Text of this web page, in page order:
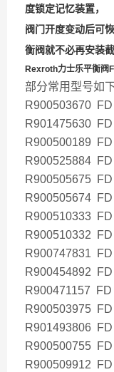
度锁定记忆装置，
阀门开度变动后可
衡阀就不必再安装截
Rexroth力士乐平衡阀
部分常用型号如下
R900503670
R901475630 FD
R900500189
R900525884
R900505675
R900505674
R900510333
R900510332
R900747831
R900454892
R900471157
R900503975
R901493806
R900500755
R900509912